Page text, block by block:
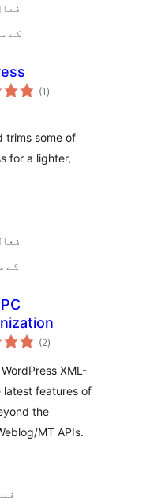
6.6.6
(1 مجموعی
درجہ
)
trims some of
for a lighter,
(2مجموعی
درجہ
)
XML-
latest features of
the
MT APIs.